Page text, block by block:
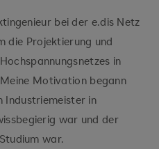
bei der e.dis Netz
die Projektierung und
in
Motivation begann
Industriemeister in
war und der
war.